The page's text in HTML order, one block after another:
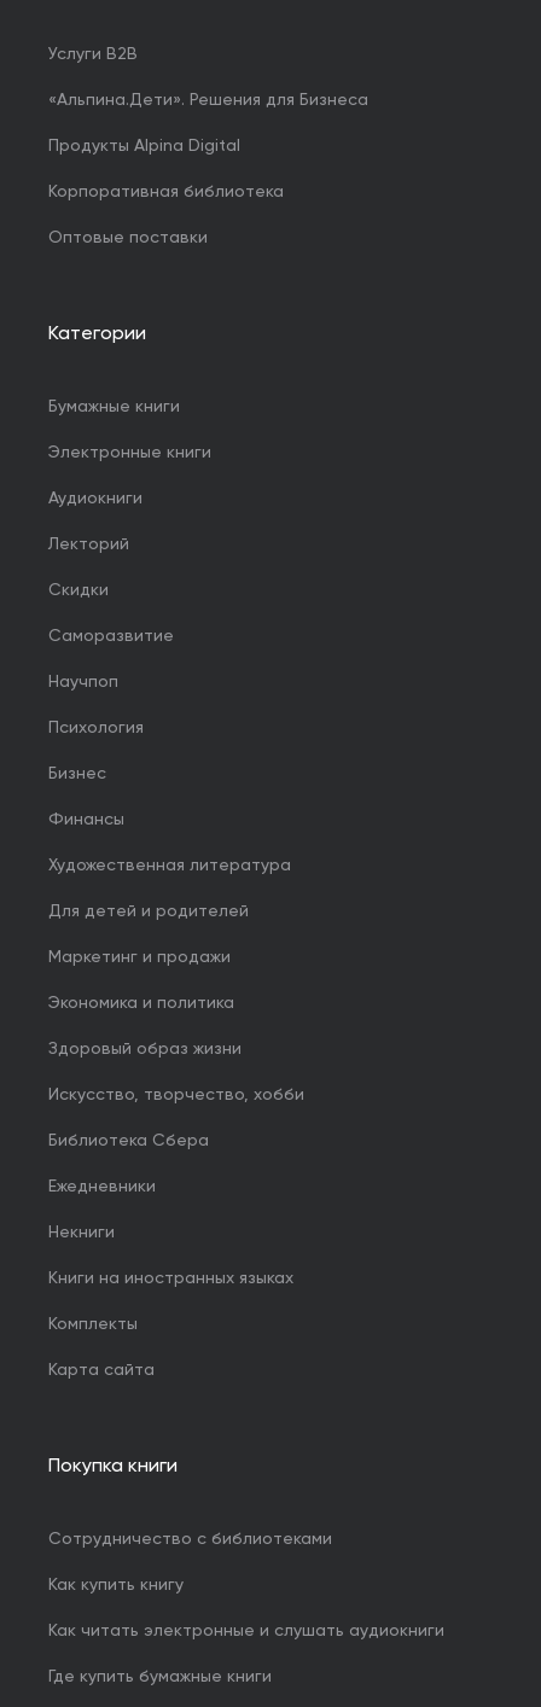
Услуги B2B
«Альпина.Дети». Решения для Бизнеса
Продукты Alpina Digital
Корпоративная библиотека
Оптовые поставки
Категории
Бумажные книги
Электронные книги
Аудиокниги
Лекторий
Скидки
Саморазвитие
Научпоп
Психология
Бизнес
Финансы
Художественная литература
Для детей и родителей
Маркетинг и продажи
Экономика и политика
Здоровый образ жизни
Искусство, творчество, хобби
Библиотека Сбера
Ежедневники
Некниги
Книги на иностранных языках
Комплекты
Карта сайта
Покупка книги
Сотрудничество с библиотеками
Как купить книгу
Как читать электронные и слушать аудиокниги
Где купить бумажные книги